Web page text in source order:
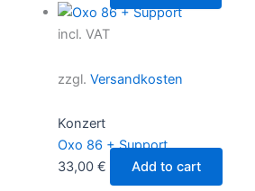
incl. VAT
zzgl. Versandkosten
Konzert
Oxo 86 + Support
33,00 € Add to cart